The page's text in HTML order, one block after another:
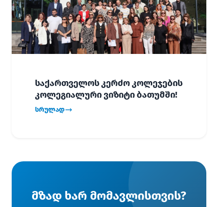
საქართველოს კერძო კოლეჯების
კოლეგიალური ვიზიტი ბათუმში!
სრულად
მზად ხარ მომავლისთვის?